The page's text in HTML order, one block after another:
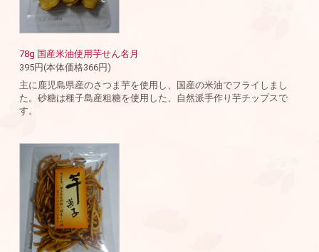
78g 国産米油使用芋せん名月
395円(本体価格366円)
主に鹿児島県産のさつま芋を使用し、国産の米油でフライしまし
た。砂糖は種子島産粗糖を使用した、自然派手作り芋チップスで
す。